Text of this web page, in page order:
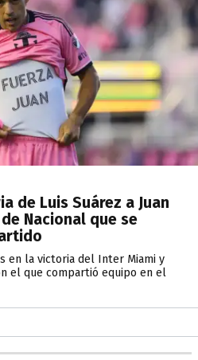
de Luis Suárez a Juan
Nacional que se
en la victoria del Inter Miami y
el que compartió equipo en el